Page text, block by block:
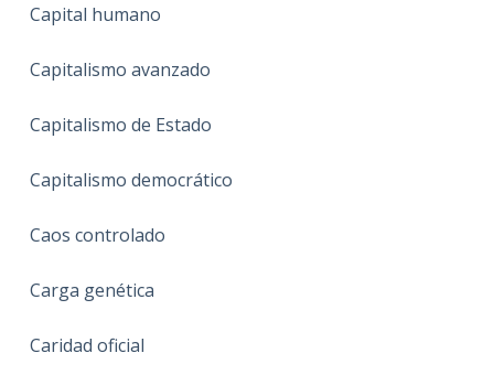
Capital humano
Capitalismo avanzado
Capitalismo de Estado
Capitalismo democrático
Caos controlado
Carga genética
Caridad oficial